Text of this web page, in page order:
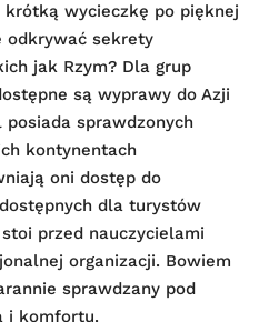
krótką wycieczkę po pięknej
odkrywać sekrety
jak Rzym? Dla grup
są wyprawy do Azji
posiada sprawdzonych
kontynentach
oni dostęp do
dla turystów
przed nauczycielami
organizacji. Bowiem
sprawdzany pod
i komfortu.